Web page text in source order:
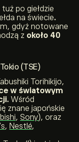
po giełdzie
na świecie.
gdyż notowane
z około 40
(TSE)
Torihikijo,
w światowym
Wśród
znane japońskie
, Sony), oraz
, Nestlé,